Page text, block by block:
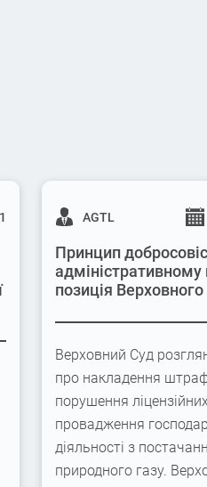
AGTL
Принцип
адміністративному
позиція
Верховний Суд
про накладення
порушення
провадження
діяльності з
природного газу.